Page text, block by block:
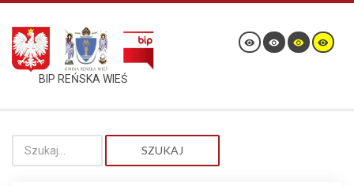
BIP REŃSKA WIEŚ
SZUKAJ